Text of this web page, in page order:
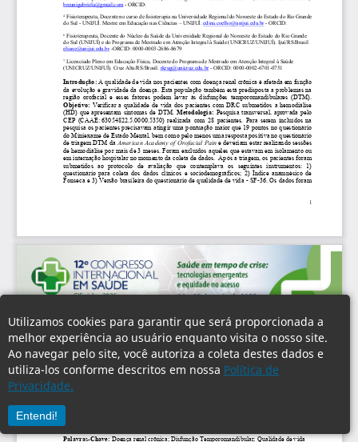
Utilizamos cookies para garantir que será proporcionada a
melhor experiência ao usuário enquanto visita o nosso site.
Ao navegar pelo site, você autoriza a coleta destes dados e
utiliza-los conforme descritos em nossa Política de
Privacidade.
Entendi!